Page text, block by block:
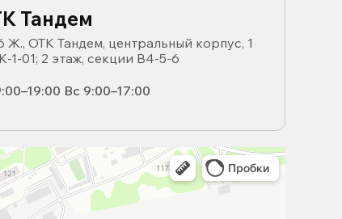
Тандем
Ж., ОТК Тандем, центральный корпус, 1
1-01; 2 этаж, секции В4-5-6
Вс 9:00–17:00